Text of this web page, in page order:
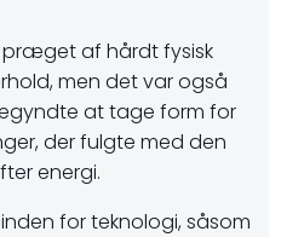
præget af hårdt fysisk
men det var også
at tage form for
der fulgte med den
energi.
for teknologi, såsom